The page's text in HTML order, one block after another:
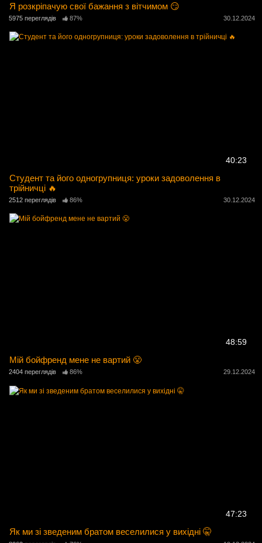
Я розкріпачую свої бажання з вітчимом 😏
5975 переглядів 87% 30.12.2024
40:23
Студент та його одногрупниця: уроки задоволення в
трійничці 🔥
2512 переглядів 86% 30.12.2024
48:59
Мій бойфренд мене не вартий 😤
2404 переглядів 86% 29.12.2024
47:23
Як ми зі зведеним братом веселилися у вихідні 🤫